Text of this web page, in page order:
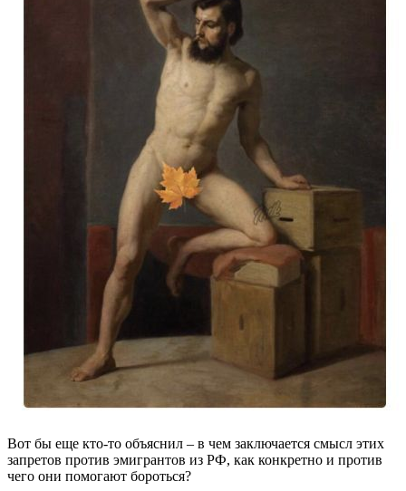
Вот бы еще кто-то объяснил – в чем заключается смысл этих
запретов против эмигрантов из РФ, как конкретно и против
чего они помогают бороться?